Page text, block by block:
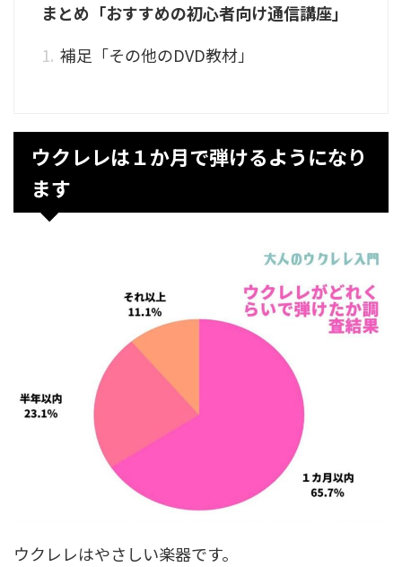
まとめ「おすすめの初心者向け通信講座」
補足「その他のDVD教材」
ウクレレは１か月で弾けるようになり
ます
ウクレレはやさしい楽器です。